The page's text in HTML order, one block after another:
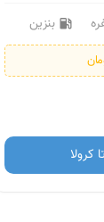
بنزین
کرولا